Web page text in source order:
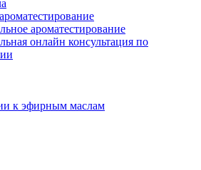
ароматестирование
онлайн консультация по
к эфирным маслам